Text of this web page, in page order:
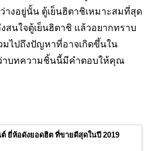
างอยู่นั้น ตู้เย็นฮิตาชิเหมาะสมที่สุด
สนใจตู้เย็นฮิตาชิ แล้วอยากทราบ
ไปถึงปัญหาที่อาจเกิดขึ้นใน
ว่าบทความชิ้นนี้มีคำตอบให้คุณ
ยี่ห้อดังยอดฮิต ที่ขายดีสุดในปี 2019